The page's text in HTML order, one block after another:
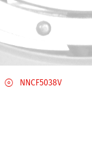
NNCF5038V